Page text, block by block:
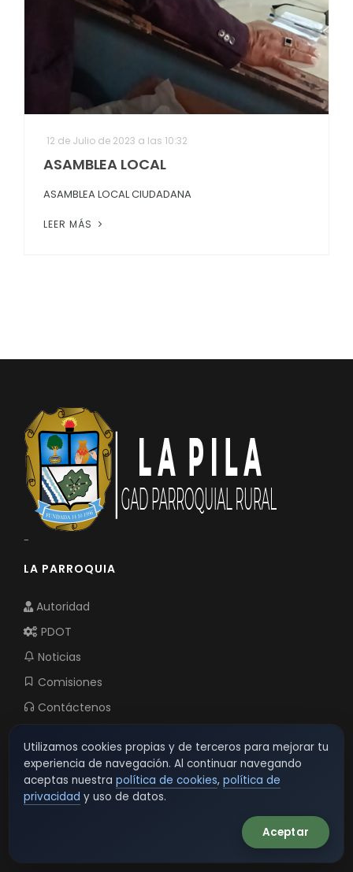
12 de Julio de 2023 a las 10:32
ASAMBLEA LOCAL
ASAMBLEA LOCAL CIUDADANA
LEER MÁS
-
LA PARROQUIA
Autoridad
PDOT
Noticias
Comisiones
Contáctenos
TRANSPARENCIA
LOTAIP
Utilizamos cookies propias y de terceros para mejorar tu
experiencia de navegación. Al continuar navegando
aceptas nuestra política de cookies, política de
privacidad y uso de datos.
Aceptar